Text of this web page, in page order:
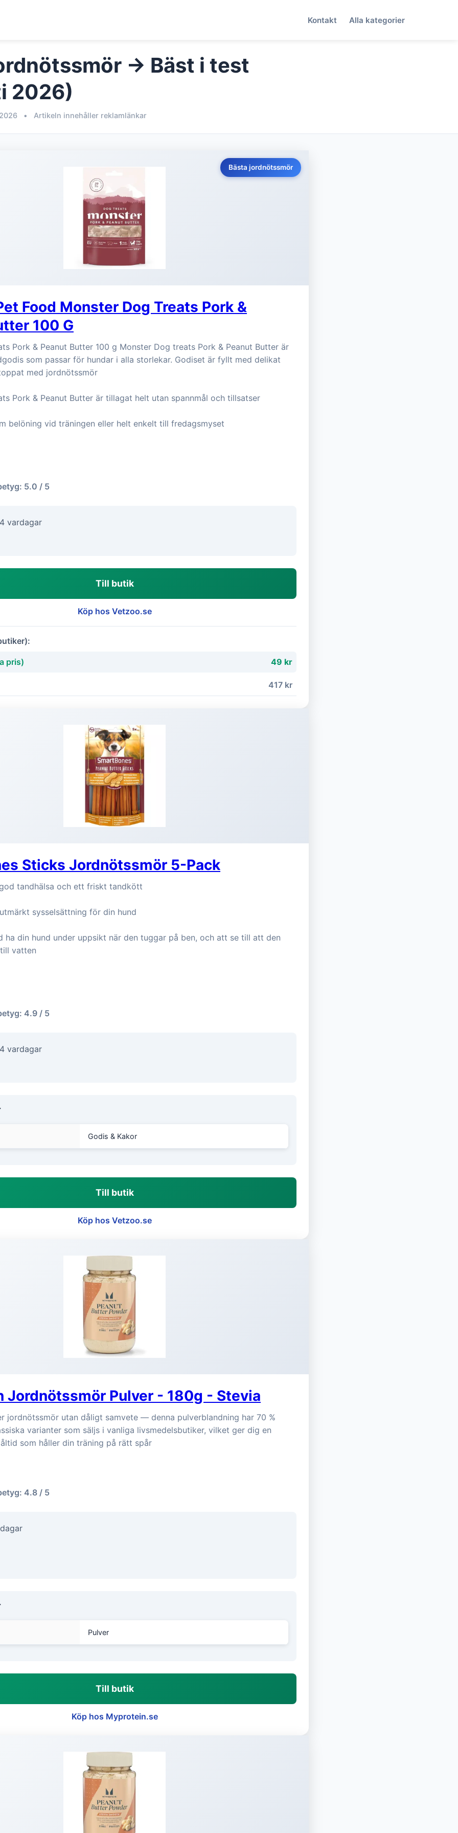
Kontakt Alla kategorier
→ Bäst i test
2026)
• Artikeln innehåller reklamlänkar
Bästa jordnötssmör
Food Monster Dog Treats Pork &
100 G
Pork & Peanut Butter 100 g Monster Dog treats Pork & Peanut Butter är
som passar för hundar i alla storlekar. Godiset är fyllt med delikat
med jordnötssmör
Pork & Peanut Butter är tillagat helt utan spannmål och tillsatser
belöning vid träningen eller helt enkelt till fredagsmyset
5.0 / 5
vardagar
Till butik
Köp hos Vetzoo.se
pris) 49 kr
417 kr
Sticks Jordnötssmör 5-Pack
tandhälsa och ett friskt tandkött
sysselsättning för din hund
ha din hund under uppsikt när den tuggar på ben, och att se till att den
vatten
4.9 / 5
vardagar
Godis & Kakor
Till butik
Köp hos Vetzoo.se
Jordnötssmör Pulver - 180g - Stevia
jordnötssmör utan dåligt samvete — denna pulverblandning har 70 %
varianter som säljs i vanliga livsmedelsbutiker, vilket ger dig en
som håller din träning på rätt spår
4.8 / 5
Pulver
Till butik
Köp hos Myprotein.se